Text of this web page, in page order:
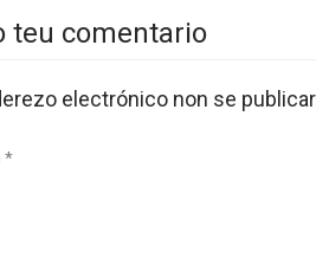
teu comentario
electrónico non se
*